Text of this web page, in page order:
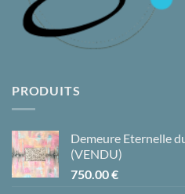
PRODUITS
Demeure Eternelle
(VENDU)
750.00€